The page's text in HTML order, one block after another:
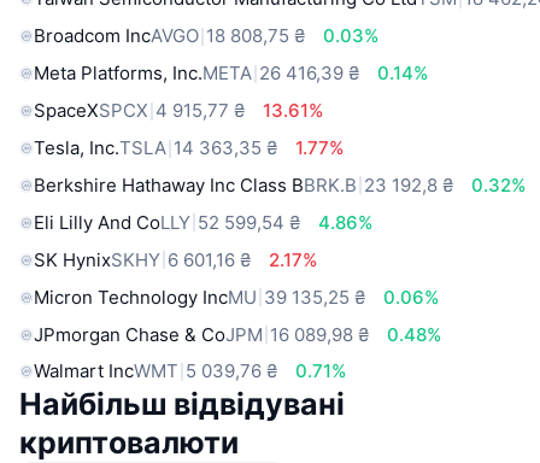
Broadcom IncAVGO 18 808,75 ₴
0.03%
Meta Platforms, Inc.META 26 416,39 ₴
0.14%
SpaceXSPCX 4 915,77 ₴
13.61%
Tesla, Inc.TSLA 14 363,35 ₴
1.77%
Berkshire Hathaway Inc Class BBRK.B 23 192,8 ₴
0.32%
Eli Lilly And CoLLY 52 599,54 ₴
4.86%
SK HynixSKHY 6 601,16 ₴
2.17%
Micron Technology IncMU 39 135,25 ₴
0.06%
JPmorgan Chase & CoJPM 16 089,98 ₴
0.48%
Walmart IncWMT 5 039,76 ₴ 0.71%
Найбільш відвідувані
криптовалюти